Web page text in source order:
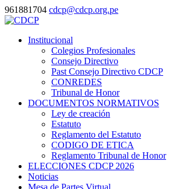
961881704 cdcp@cdcp.org.pe
Institucional
Colegios Profesionales
Consejo Directivo
Past Consejo Directivo CDCP
CONREDES
Tribunal de Honor
DOCUMENTOS NORMATIVOS
Ley de creación
Estatuto
Reglamento del Estatuto
CODIGO DE ETICA
Reglamento Tribunal de Honor
ELECCIONES CDCP 2026
Noticias
Mesa de Partes Virtual